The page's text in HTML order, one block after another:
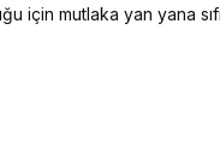
için mutlaka yan yana